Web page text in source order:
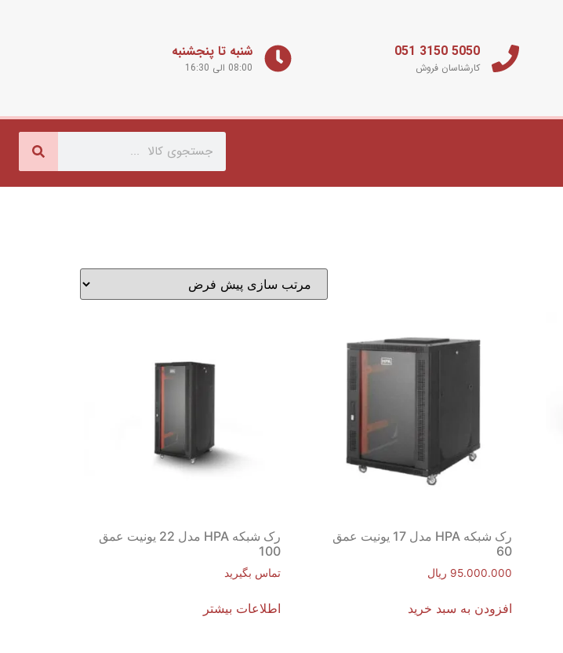
5050 3150 051
کارشناسان فروش
شنبه تا پنجشنبه
08:00 الی 16:30
رک شبکه HPA مدل 17 یونیت عمق
60
95.000.000 ریال
افزودن به سبد خرید
رک شبکه HPA مدل 22 یونیت عمق
100
تماس بگیرید
اطلاعات بیشتر